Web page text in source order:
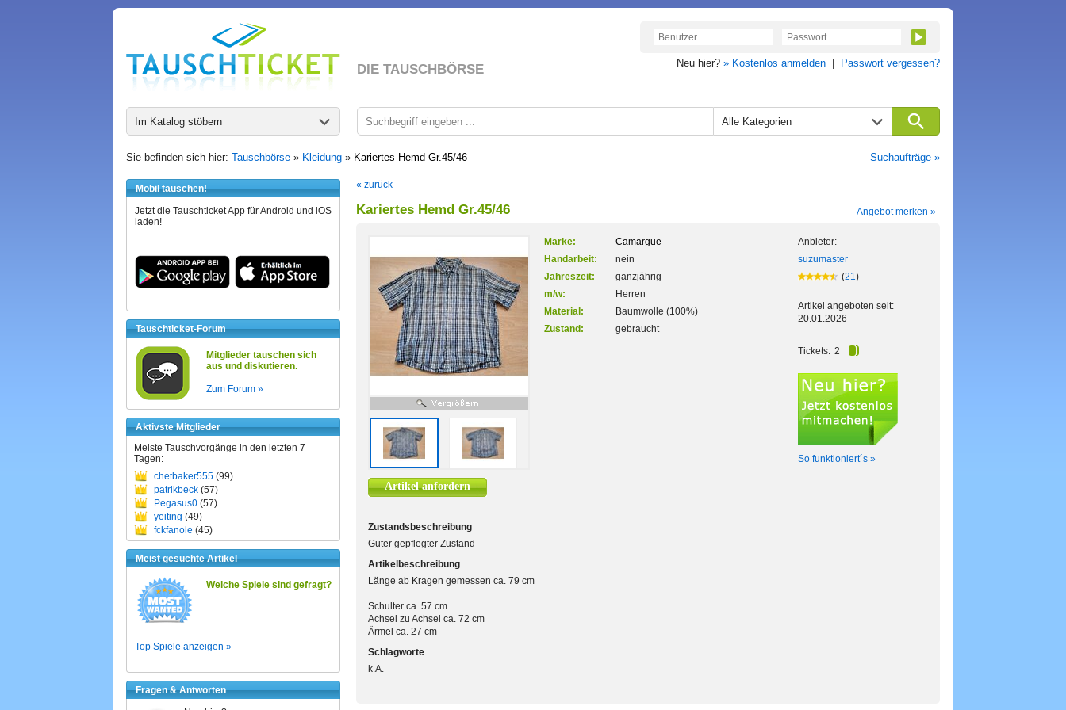
DIE TAUSCHBÖRSE Neu hier? » Kostenlos anmelden Passwort vergessen?
Im Katalog stöbern Alle Kategorien
Sie befinden sich hier: Tauschbörse » Kleidung » Kariertes Hemd Gr.45/46 Suchaufträge »
Mobil tauschen!
Jetzt die Tauschticket App für Android und iOS
laden!
Tauschticket-Forum
Mitglieder tauschen sich
aus und diskutieren.
Zum Forum »
Aktivste Mitglieder
Meiste Tauschvorgänge in den letzten 7
Tagen:
chetbaker555 (99)
patrikbeck (57)
Pegasus0 (57)
yeiting (49)
fckfanole (45)
Meist gesuchte Artikel
Welche Spiele sind gefragt?
Top Spiele anzeigen »
Fragen & Antworten
« zurück
Kariertes Hemd Gr.45/46 Angebot merken »
Artikel anfordern
Marke:
Camargue
Handarbeit:
nein
Jahreszeit:
ganzjährig
m/w:
Herren
Material:
Baumwolle (100%)
Zustand:
gebraucht
Anbieter:
suzumaster
(21)
Artikel angeboten seit:
20.01.2026
Tickets: 2
So funktioniert´s »
Zustandsbeschreibung
Guter gepflegter Zustand
Artikelbeschreibung
Länge ab Kragen gemessen ca. 79 cm
Schulter ca. 57 cm
Achsel zu Achsel ca. 72 cm
Ärmel ca. 27 cm
Schlagworte
k.A.